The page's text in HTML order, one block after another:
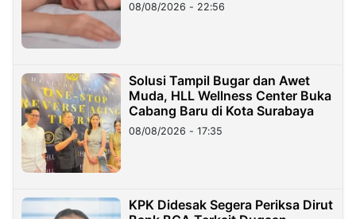
08/08/2026 - 22:56
Solusi Tampil Bugar dan Awet
Muda, HLL Wellness Center Buka
Cabang Baru di Kota Surabaya
08/08/2026 - 17:35
KPK Didesak Segera Periksa Dirut